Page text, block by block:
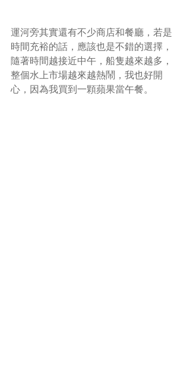
運河旁其實還有不少商店和餐廳，若是
時間充裕的話，應該也是不錯的選擇，
隨著時間越接近中午，船隻越來越多，
整個水上市場越來越熱鬧，我也好開
心，因為我買到一顆蘋果當午餐。